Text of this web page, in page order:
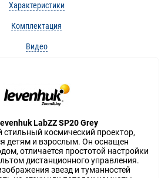
Характеристики
Комплектация
Видео
LabZZ SP20 Grey
стильный космический проектор,
детям и взрослым. Он оснащен
отличается простотой настройки
дистанционного управления.
звезд и туманностей